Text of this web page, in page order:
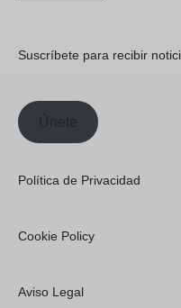
Suscríbete para recibir
Únete
Política de Privacidad
Cookie Policy
Aviso Legal